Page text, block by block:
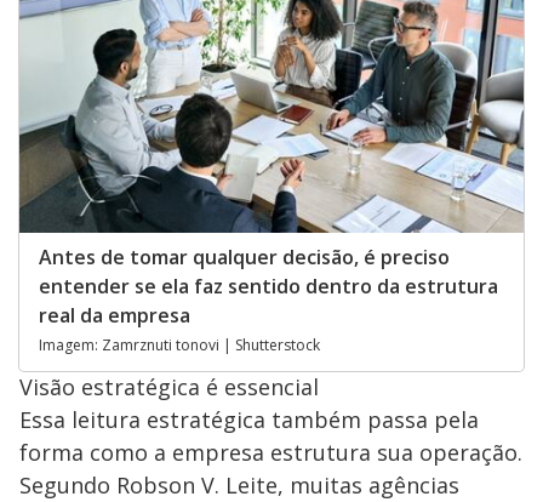
Antes de tomar qualquer decisão, é preciso
entender se ela faz sentido dentro da estrutura
real da empresa
Imagem: Zamrznuti tonovi | Shutterstock
Visão estratégica é essencial
Essa leitura estratégica também passa pela
forma como a empresa estrutura sua operação.
Segundo Robson V. Leite, muitas agências